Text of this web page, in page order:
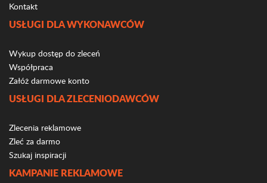
Kontakt
USŁUGI DLA WYKONAWCÓW
Wykup dostęp do zleceń
Współpraca
Załóż darmowe konto
USŁUGI DLA ZLECENIODAWCÓW
Zlecenia reklamowe
Zleć za darmo
Szukaj inspiracji
KAMPANIE REKLAMOWE